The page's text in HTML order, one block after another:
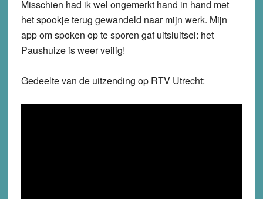
Misschien had ik wel ongemerkt hand in hand met
het spookje terug gewandeld naar mijn werk. Mijn
app om spoken op te sporen gaf uitsluitsel: het
Paushuize is weer veilig!
Gedeelte van de uitzending op RTV Utrecht: